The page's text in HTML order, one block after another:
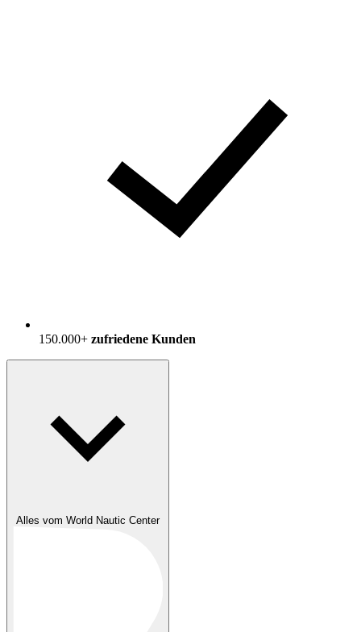
150.000+ zufriedene Kunden
Alles vom World Nautic Center